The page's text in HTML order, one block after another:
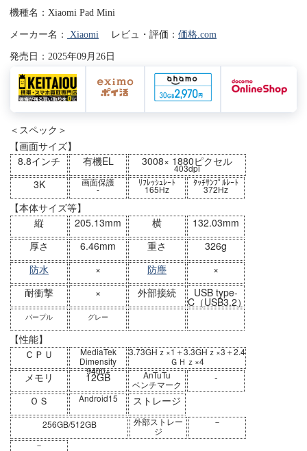
機種名：Xiaomi Pad Mini
メーカー名： Xiaomi レビュ・評価： 価格.com
発売日：2025年09月26日
＜スペック＞
【画面サイズ】
8.8インチ
有機EL 3008× 1880ピクセル
403dpi
3K 画面保護
-
ﾘﾌﾚｯｼｭﾚｰﾄ
165Hz
ﾀｯﾁｻﾝﾌﾟﾙﾚｰﾄ
372Hz
【本体サイズ等】
縦
205.13mm 横
132.03mm
厚さ
6.46mm 重さ
326g
防水
× 防塵
×
耐衝撃
× 外部接続 USB type-
C（USB3.2）
パープル グレー
【性能】
ＣＰＵ
MediaTek
Dimensity
9400+
3.73GHｚ×1＋3.3GHｚ×3＋2.4
ＧＨｚ×4
メモリ 12GB
AnTuTu
ベンチマーク
-
ＯＳ
Android15 ストレージ
256GB/512GB
外部ストレー
ジ
－
－